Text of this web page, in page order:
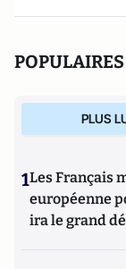
POPULAIRES
PLUS
1Les Français
européenne
ira le grand